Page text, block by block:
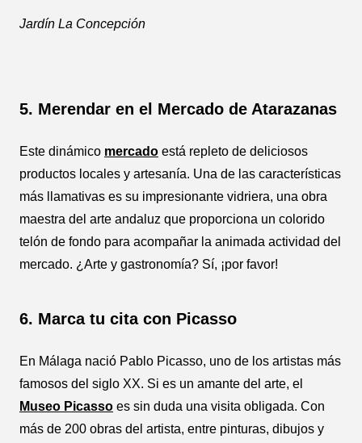
Jardín La Concepción
5. Merendar en el Mercado de Atarazanas
Este dinámico mercado está repleto de deliciosos
productos locales y artesanía. Una de las características
más llamativas es su impresionante vidriera, una obra
maestra del arte andaluz que proporciona un colorido
telón de fondo para acompañar la animada actividad del
mercado. ¿Arte y gastronomía? Sí, ¡por favor!
6. Marca tu cita con Picasso
En Málaga nació Pablo Picasso, uno de los artistas más
famosos del siglo XX. Si es un amante del arte, el
Museo Picasso es sin duda una visita obligada. Con
más de 200 obras del artista, entre pinturas, dibujos y